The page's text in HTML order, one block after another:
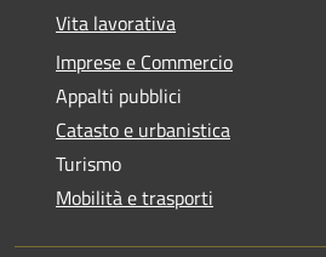
Vita lavorativa
Imprese e Commercio
Appalti pubblici
Catasto e urbanistica
Turismo
Mobilità e trasporti